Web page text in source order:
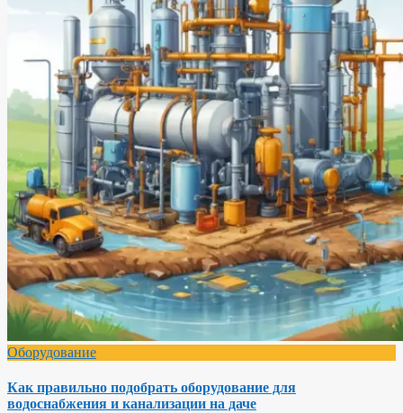
Оборудование
Как правильно подобрать оборудование для
водоснабжения и канализации на даче